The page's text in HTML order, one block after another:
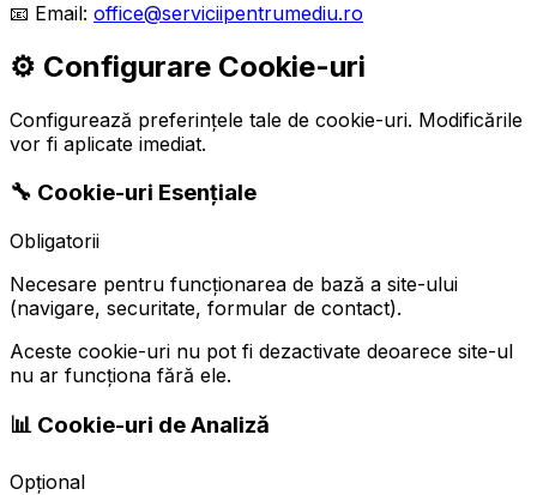
📧 Email: office@serviciipentrumediu.ro
⚙️ Configurare Cookie-uri
Configurează preferințele tale de cookie-uri. Modificările
vor fi aplicate imediat.
🔧 Cookie-uri Esențiale
Obligatorii
Necesare pentru funcționarea de bază a site-ului
(navigare, securitate, formular de contact).
Aceste cookie-uri nu pot fi dezactivate deoarece site-ul
nu ar funcționa fără ele.
📊 Cookie-uri de Analiză
Opțional